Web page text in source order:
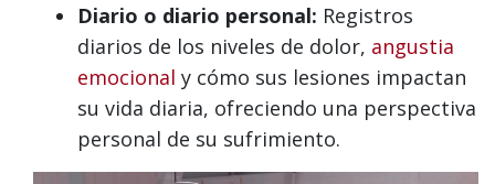
Diario o diario personal: Registros
diarios de los niveles de dolor, angustia
emocional y cómo sus lesiones impactan
su vida diaria, ofreciendo una perspectiva
personal de su sufrimiento.